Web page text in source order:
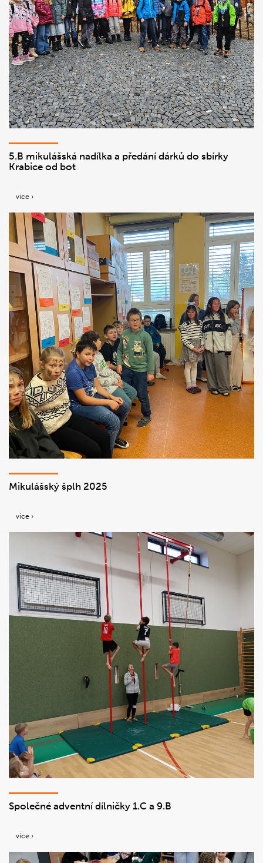
5.B mikulášská nadílka a předání dárků do sbírky
Krabice od bot
více ›
Mikulášský šplh 2025
více ›
Společné adventní dílničky 1.C a 9.B
více ›